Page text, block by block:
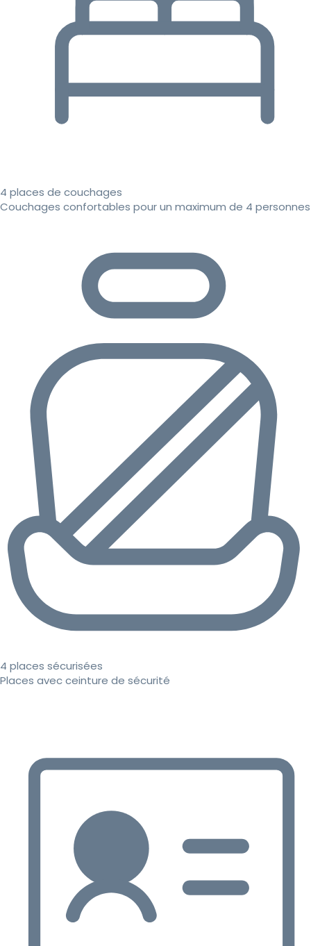
4 places de couchages
Couchages confortables pour un maximum de 4 personnes
4 places sécurisées
Places avec ceinture de sécurité